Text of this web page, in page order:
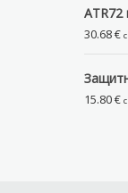
ATR72
30.68€
15.80€